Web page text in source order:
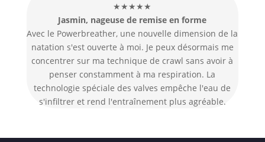
Avec le Powerbreather, une nouvelle dimension de la
natation s'est ouverte à moi. Je peux désormais me
concentrer sur ma technique de crawl sans avoir à
penser constamment à ma respiration. La
technologie spéciale des valves empêche l'eau de
s'infiltrer et rend l'entraînement plus agréable.
★★★★★
Jasmin, nageuse de remise en forme